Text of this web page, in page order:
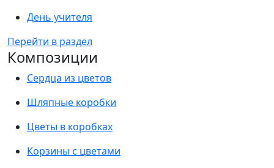
День учителя
Перейти в раздел
Композиции
Сердца из цветов
Шляпные коробки
Цветы в коробках
Корзины с цветами